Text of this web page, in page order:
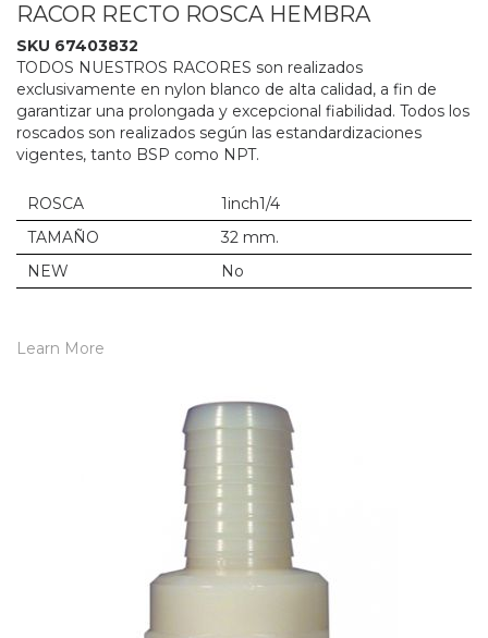
RACOR RECTO ROSCA HEMBRA
SKU 67403832
TODOS NUESTROS RACORES son realizados
exclusivamente en nylon blanco de alta calidad, a fin de
garantizar una prolongada y excepcional fiabilidad. Todos los
roscados son realizados según las estandardizaciones
vigentes, tanto BSP como NPT.
ROSCA
1inch1/4
TAMAÑO
32 mm.
NEW
No
Learn More